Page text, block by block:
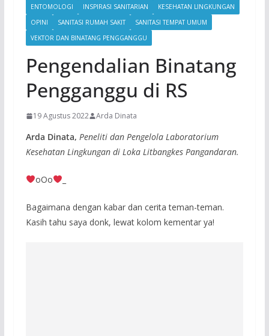
ENTOMOLOGI INSPIRASI SANITARIAN
KESEHATAN LINGKUNGAN
OPINI
SANITASI RUMAH SAKIT
SANITASI TEMPAT UMUM
VEKTOR DAN BINATANG PENGGANGGU
Pengendalian Binatang
Pengganggu di RS
19 Agustus 2022 Arda Dinata
Arda Dinata, Peneliti dan Pengelola Laboratorium
Kesehatan Lingkungan di Loka Litbangkes Pangandaran.
oOo
Bagaimana dengan kabar dan cerita teman-teman.
Kasih tahu saya donk, lewat kolom kementar ya!